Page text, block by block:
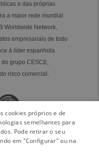
e das próprias
a maior rede mundial
Worldwide Network,
empresariais de todo
à líder espanhola
do grupo CESCE,
risco comercial.
cookies próprios e de
semelhantes para
Pode retirar o seu
em "Configurar" ou na